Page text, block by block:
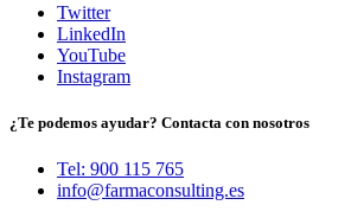
Twitter
LinkedIn
YouTube
Instagram
¿Te podemos ayudar? Contacta con nosotros
Tel: 900 115 765
info@farmaconsulting.es